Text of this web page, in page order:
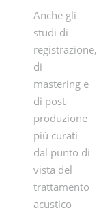
Anche gli
studi di
registrazione,
di
mastering e
di post-
produzione
più curati
dal punto di
vista del
trattamento
acustico